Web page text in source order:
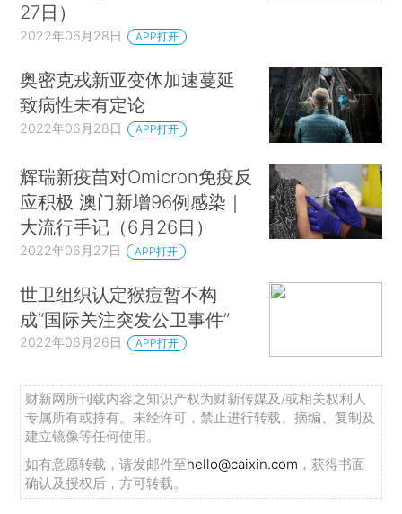
27日）
2022年06月28日 APP打开
奥密克戎新亚变体加速蔓延
致病性未有定论
2022年06月28日 APP打开
辉瑞新疫苗对Omicron免疫反
应积极 澳门新增96例感染｜
大流行手记（6月26日）
2022年06月27日 APP打开
世卫组织认定猴痘暂不构
成“国际关注突发公卫事件”
2022年06月26日 APP打开
财新网所刊载内容之知识产权为财新传媒及/或相关权利人
专属所有或持有。未经许可，禁止进行转载、摘编、复制及
建立镜像等任何使用。
如有意愿转载，请发邮件至hello@caixin.com ，获得书面
确认及授权后，方可转载。